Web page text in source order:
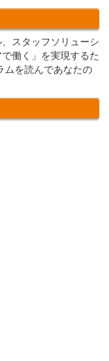
スタッフソリューシ
働く」を実現するた
ムを読んであなたの